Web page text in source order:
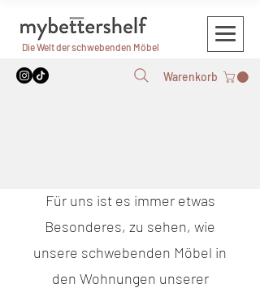
Warenkorb
Die Welt der schwebenden Möbel
Für uns ist es immer etwas
Besonderes, zu sehen, wie
unsere schwebenden Möbel in
den Wohnungen unserer